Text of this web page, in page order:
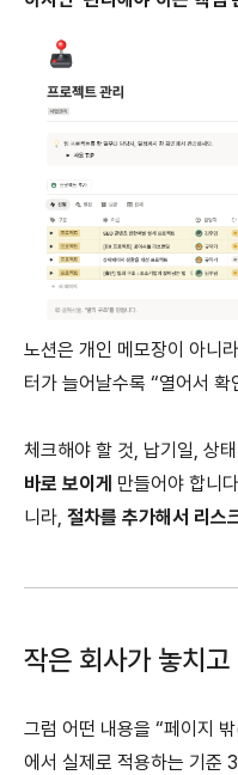
노션은 개인 메모장이 아니라
터가 늘어날수록 “열어서
체크해야 할 것, 납기일, 상
바로 보이게 만들어야 합니
니라, 절차를 추가해서 리스
작은 회사가 놓치
그럼 어떤 내용을 “페이지
에서 실제로 적용하는 기준